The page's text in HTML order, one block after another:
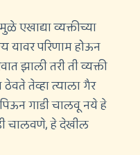
एखाद्या व्यक्तीच्या
यावर परिणाम होऊन
झाली तरी ती व्यक्ती
तेव्हा त्याला गैर
गाडी चालवू नये हे
चालवणे, हे देखील